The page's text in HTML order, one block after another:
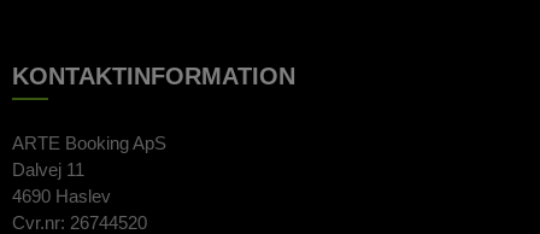
KONTAKTINFORMATION
ARTE Booking ApS
Dalvej 11
4690 Haslev
Cvr.nr: 26744520